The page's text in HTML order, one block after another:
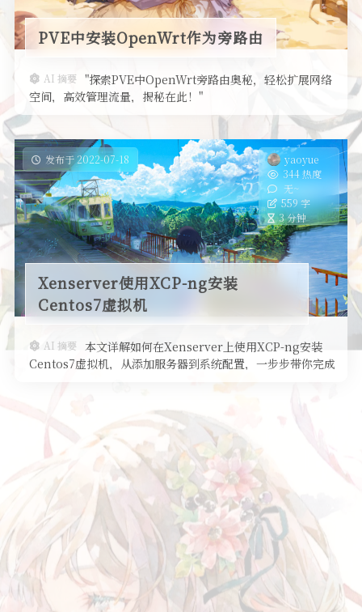
PVE中安装OpenWrt作为旁路由
AI 摘要 "探索PVE中OpenWrt旁路由奥秘，轻松扩展网络
空间，高效管理流量，揭秘在此！"
发布于 2022-07-18
yaoyue
344 热度
无~
559 字
3 分钟
Xenserver使用XCP-ng安装
Centos7虚拟机
AI 摘要
本文详解如何在Xenserver上使用XCP-ng安装
Centos7虚拟机，从添加服务器到系统配置，一步步带你完成